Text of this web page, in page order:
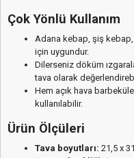
Çok Yönlü Kullanım
Adana kebap, şiş
için uygundur.
Dilerseniz döküm
tava olarak
Hem açık hava
kullanılabilir.
Ürün Ölçüleri
Tava boyutları: 21,5 x